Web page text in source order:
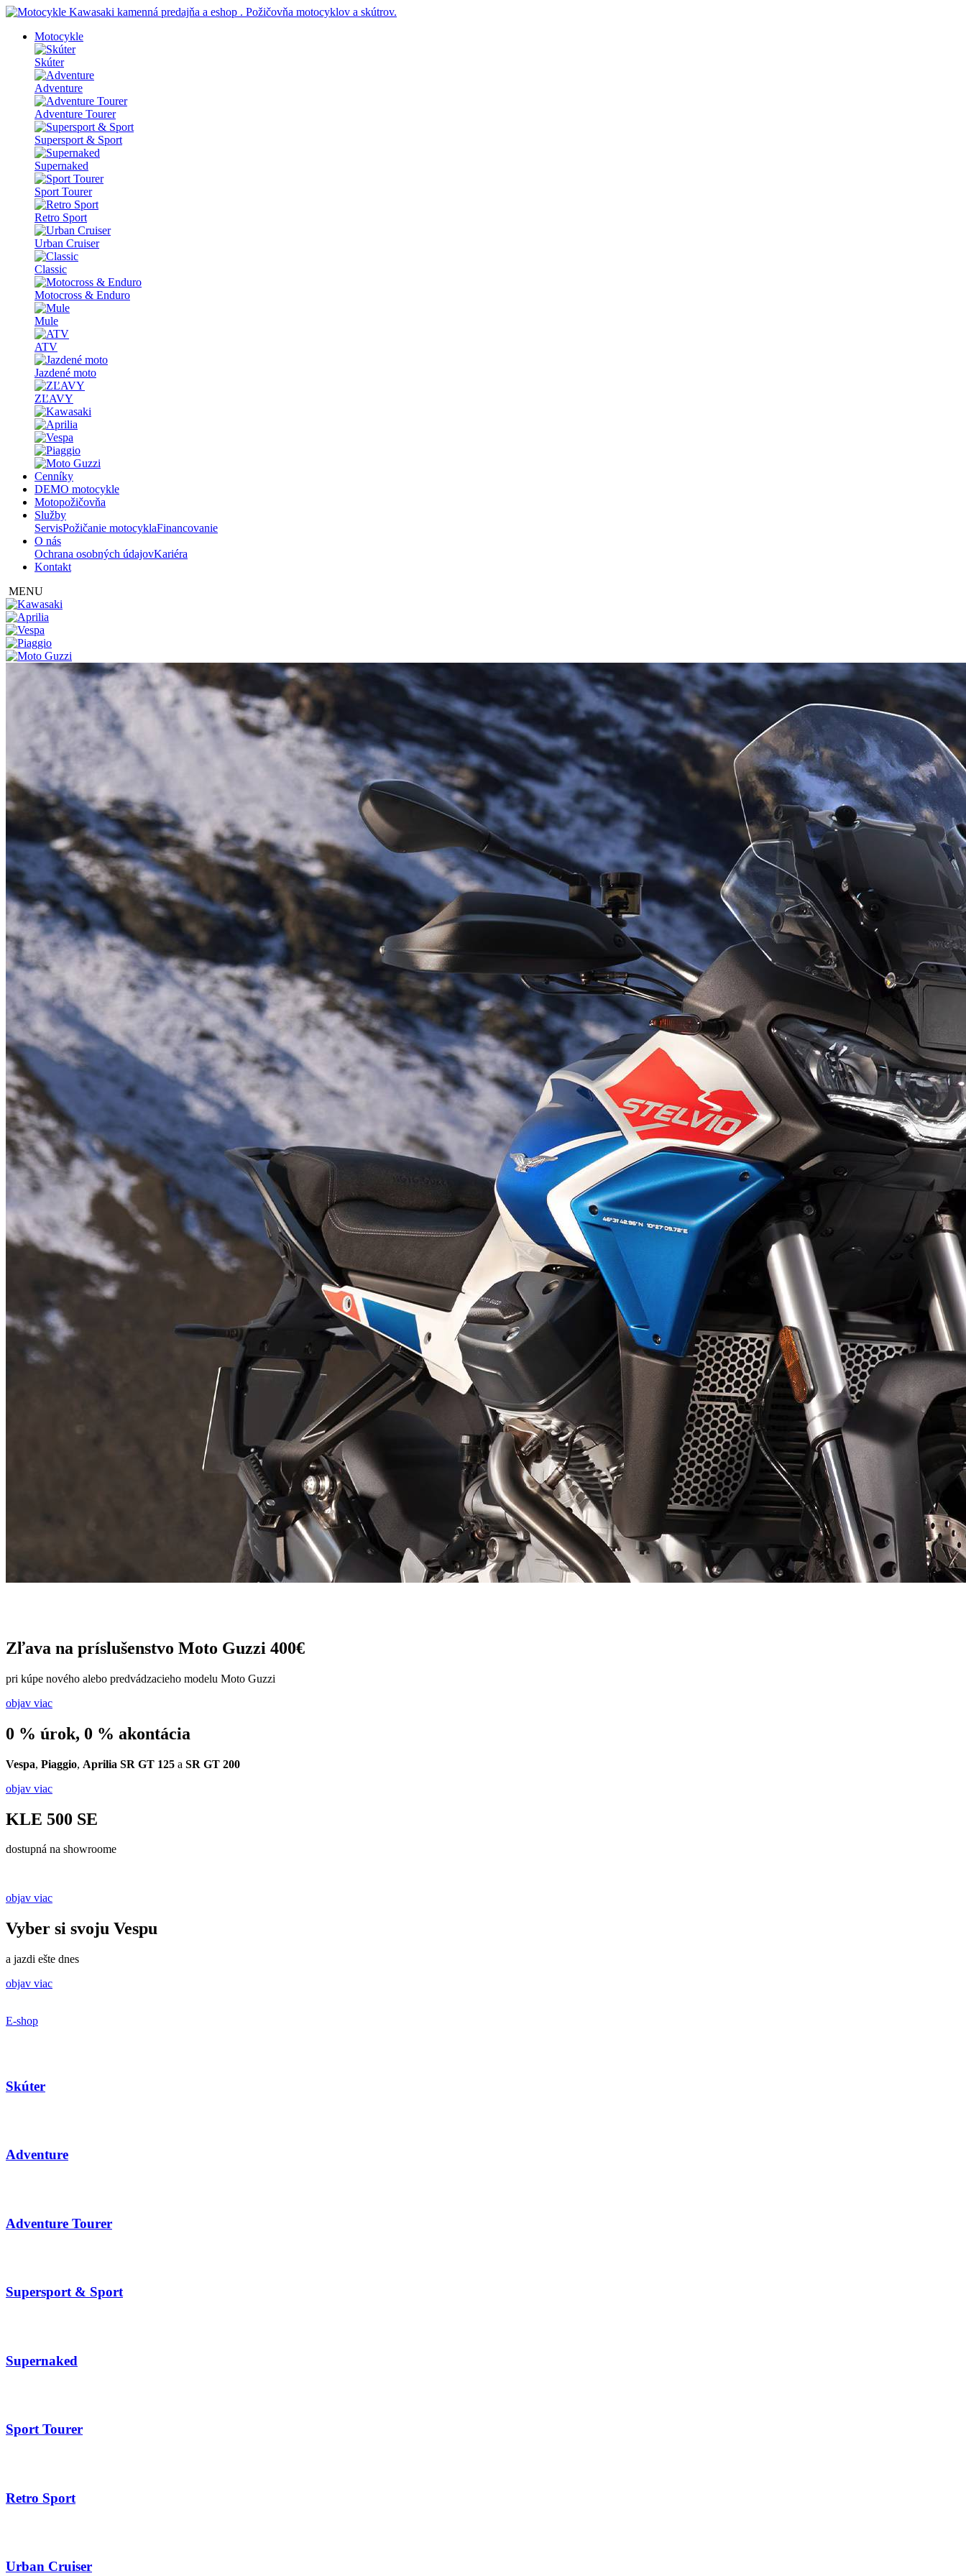
Motocykle
Skúter
Adventure
Adventure Tourer
Supersport & Sport
Supernaked
Sport Tourer
Retro Sport
Urban Cruiser
Classic
Motocross & Enduro
Mule
ATV
Jazdené moto
ZĽAVY
Cenníky
DEMO motocykle
Motopožičovňa
Služby
ServisPožičanie motocyklaFinancovanie
O nás
Ochrana osobných údajovKariéra
Kontakt
MENU
Zľava na príslušenstvo Moto Guzzi 400€
pri kúpe nového alebo predvádzacieho modelu Moto Guzzi
objav viac
0 % úrok, 0 % akontácia
Vespa, Piaggio, Aprilia SR GT 125 a SR GT 200
objav viac
KLE 500 SE
dostupná na showroome
objav viac
Vyber si svoju Vespu
a jazdi ešte dnes
objav viac
E-shop
Skúter
Adventure
Adventure Tourer
Supersport & Sport
Supernaked
Sport Tourer
Retro Sport
Urban Cruiser